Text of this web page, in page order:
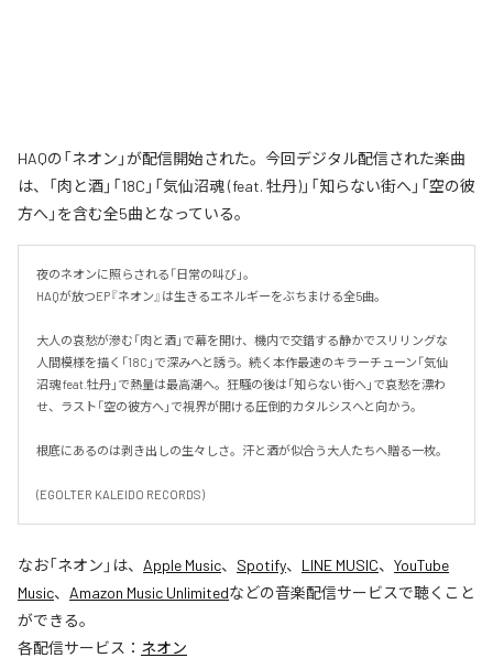
HAQの「ネオン」が配信開始された。今回デジタル配信された楽曲
は、「肉と酒」「18C」「気仙沼魂 (feat. 牡丹)」「知らない街へ」「空の彼
方へ」を含む全5曲となっている。
夜のネオンに照らされる「日常の叫び」。
HAQが放つEP『ネオン』は生きるエネルギーをぶちまける全5曲。
大人の哀愁が滲む「肉と酒」で幕を開け、機内で交錯する静かでスリリングな
人間模様を描く「18C」で深みへと誘う。続く本作最速のキラーチューン「気仙
沼魂 feat.牡丹」で熱量は最高潮へ。狂騒の後は「知らない街へ」で哀愁を漂わ
せ、ラスト「空の彼方へ」で視界が開ける圧倒的カタルシスへと向かう。
根底にあるのは剥き出しの生々しさ。汗と酒が似合う大人たちへ贈る一枚。
(EGOLTER KALEIDO RECORDS)
なお「ネオン 」は、 Apple Music、 Spotify、 LINE MUSIC、 YouTube
Music、 Amazon Music Unlimitedなどの音楽配信サービスで聴くこと
ができる。
各配信サービス： ネオン